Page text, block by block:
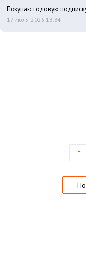
Покупаю годовую
17 июля, 2026 13:34